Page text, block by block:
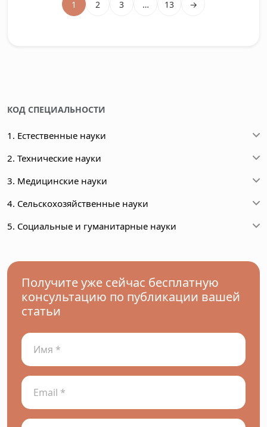
1 2 3 … 13 →
КОД СПЕЦИАЛЬНОСТИ
1. Естественные науки
2. Технические науки
3. Медицинские науки
4. Сельскохозяйственные науки
5. Социальные и гуманитарные науки
Получите уже сейчас бесплатную
консультацию по публикации вашей
статьи